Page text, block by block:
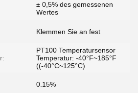
± 0,5% des gemessenen
Wertes
Klemmen Sie an fest
PT100 Temperatursensor
Temperatur: -40°F~185°F
((-40°C~125°C)
0.15%